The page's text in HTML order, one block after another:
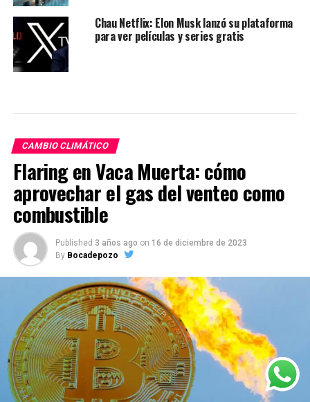
Chau Netflix: Elon Musk lanzó su plataforma
para ver películas y series gratis
CAMBIO CLIMÁTICO
Flaring en Vaca Muerta: cómo
aprovechar el gas del venteo como
combustible
Published 3 años ago on 16 de diciembre de 2023
By Bocadepozo